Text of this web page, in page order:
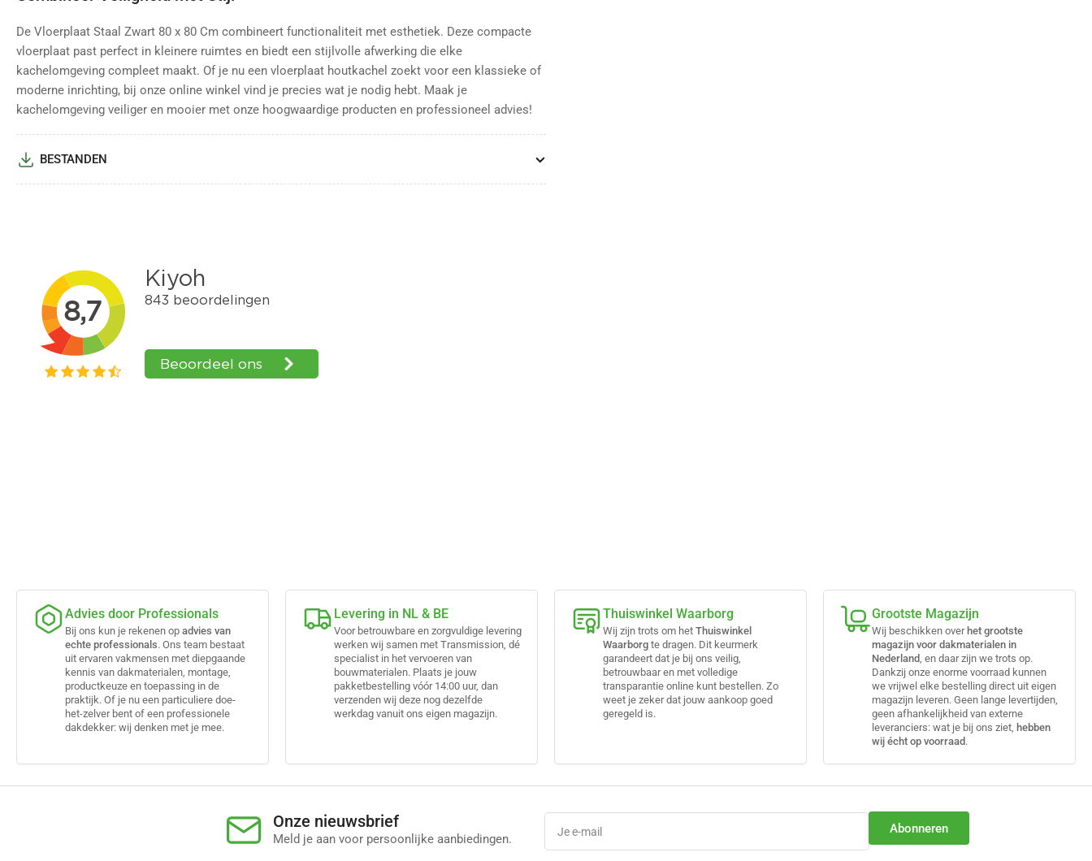
De Vloerplaat Staal Zwart 80 x 80 Cm combineert functionaliteit met esthetiek. Deze compacte
vloerplaat past perfect in kleinere ruimtes en biedt een stijlvolle afwerking die elke
kachelomgeving compleet maakt. Of je nu een vloerplaat houtkachel zoekt voor een klassieke of
moderne inrichting, bij onze online winkel vind je precies wat je nodig hebt. Maak je
kachelomgeving veiliger en mooier met onze hoogwaardige producten en professioneel advies!
BESTANDEN
Advies door Professionals
Bij ons kun je rekenen op advies van
echte professionals. Ons team bestaat
uit ervaren vakmensen met diepgaande
kennis van dakmaterialen, montage,
productkeuze en toepassing in de
praktijk. Of je nu een particuliere doe-
het-zelver bent of een professionele
dakdekker: wij denken met je mee.
Levering in NL & BE
Voor betrouwbare en zorgvuldige levering
werken wij samen met Transmission, dé
specialist in het vervoeren van
bouwmaterialen. Plaats je jouw
pakketbestelling vóór 14:00 uur, dan
verzenden wij deze nog dezelfde
werkdag vanuit ons eigen magazijn.
Thuiswinkel Waarborg
Wij zijn trots om het Thuiswinkel
Waarborg te dragen. Dit keurmerk
garandeert dat je bij ons veilig,
betrouwbaar en met volledige
transparantie online kunt bestellen. Zo
weet je zeker dat jouw aankoop goed
geregeld is.
Grootste Magazijn
Wij beschikken overhet grootste
magazijn voor dakmaterialen in
Nederland , en daar zijn we trots op.
Dankzij onze enorme voorraad kunnen
we vrijwel elke bestelling direct uit eigen
magazijn leveren. Geen lange levertijden,
geen afhankelijkheid van externe
leveranciers: wat je bij ons ziet, hebben
wij écht op voorraad.
Onze nieuwsbrief
Meld je aan voor persoonlijke aanbiedingen.
Je
mail
Abonneren